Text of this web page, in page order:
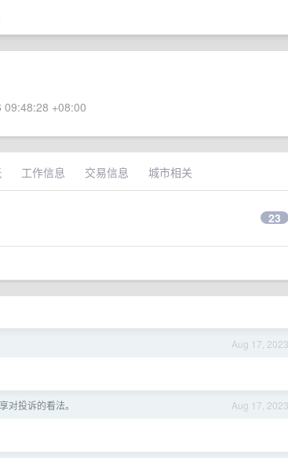
+08:00
工作信息 交易信息 城市相关
23
Aug 17, 2023
Aug 17, 2023
对投诉的看法。